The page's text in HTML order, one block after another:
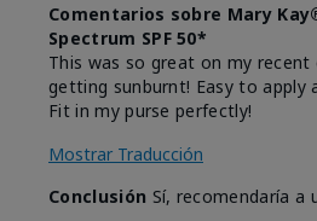
Comentarios sobre Mary
Spectrum SPF 50*
This was so great on my
getting sunburnt! Easy to apply
Fit in my purse perfectly!
Mostrar Traducción
Conclusión Sí, recomendaría a